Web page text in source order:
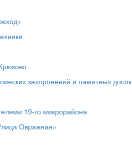
захоронений и памятных досок
19‑го микрорайона
Овражная»